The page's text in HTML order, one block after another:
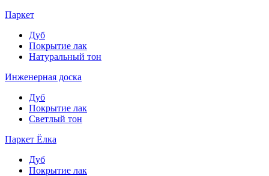
Паркет
Дуб
Покрытие лак
Натуральный тон
Инженерная доска
Дуб
Покрытие лак
Светлый тон
Паркет Ёлка
Дуб
Покрытие лак